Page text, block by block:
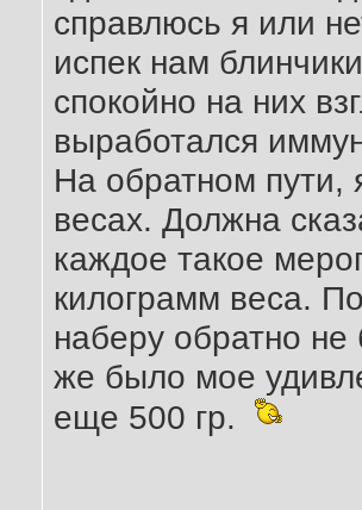
справлюсь я или
испек нам
спокойно на них
выработался
На обратном пути,
весах. Должна
каждое такое
килограмм веса.
наберу обратно
же было мое
еще 500 гр.